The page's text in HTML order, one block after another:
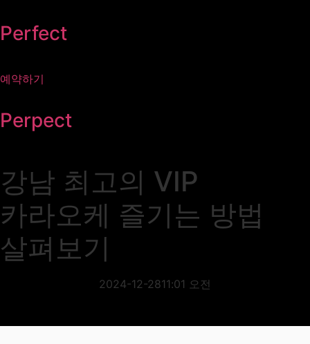
건너뛰기
Perfect
예약하기
Perpect
강남 최고의 VIP
카라오케 즐기는 방법
살펴보기
2024-12-2811:01 오전